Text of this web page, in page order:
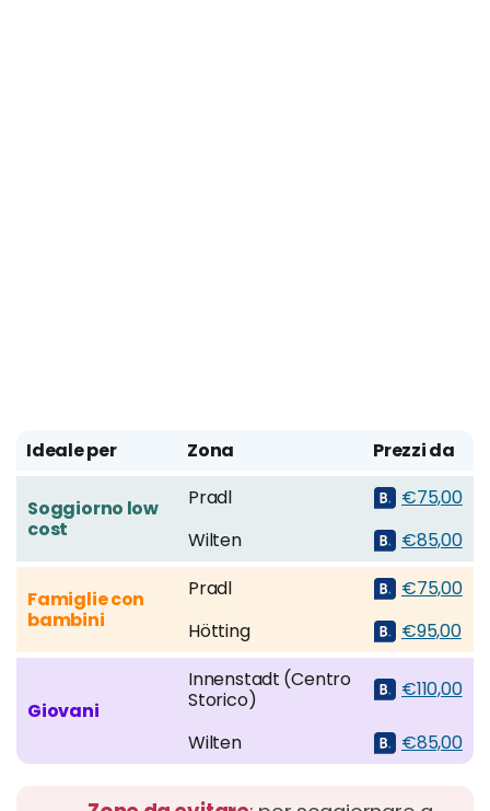
Ideale per Zona Prezzi da
Soggiorno low
cost
Pradl
€75,00
Wilten
€85,00
Famiglie con
bambini
Pradl
€75,00
Hötting
€95,00
Giovani
Innenstadt (Centro
Storico)
€110,00
Wilten €85,00